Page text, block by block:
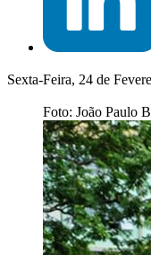
Sexta-Feira, 24 de
Foto: João Paulo